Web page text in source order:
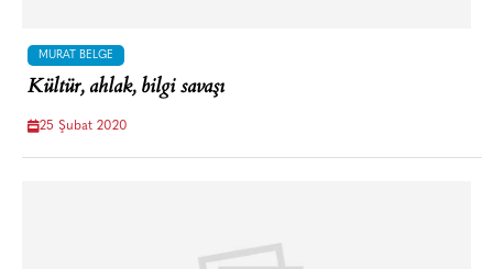
MURAT BELGE
Kültür, ahlak, bilgi savaşı
25 Şubat 2020